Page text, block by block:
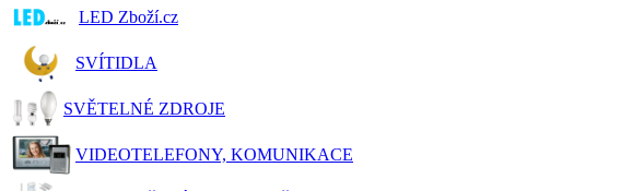
LED Zboží.cz
SVÍTIDLA
SVĚTELNÉ ZDROJE
VIDEOTELEFONY, KOMUNIKACE